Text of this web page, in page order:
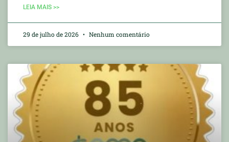
LEIA MAIS >>
29 de julho de 2026 Nenhum comentário